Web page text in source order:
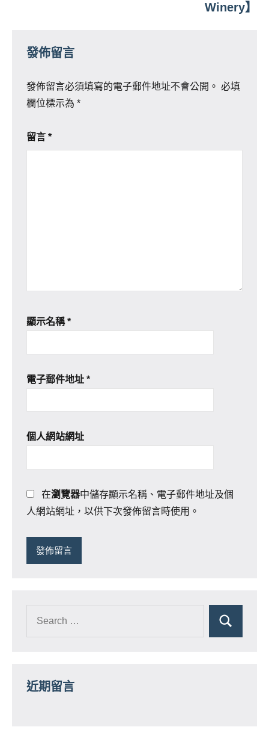
Winery】
發佈留言
發佈留言必須填寫的電子郵件地址不會公開。 必填
欄位標示為 *
留言 *
顯示名稱*
電子郵件地址 *
個人網站網址
在瀏覽器中儲存顯示名稱、電子郵件地址及個
人網站網址，以供下次發佈留言時使用。
近期留言